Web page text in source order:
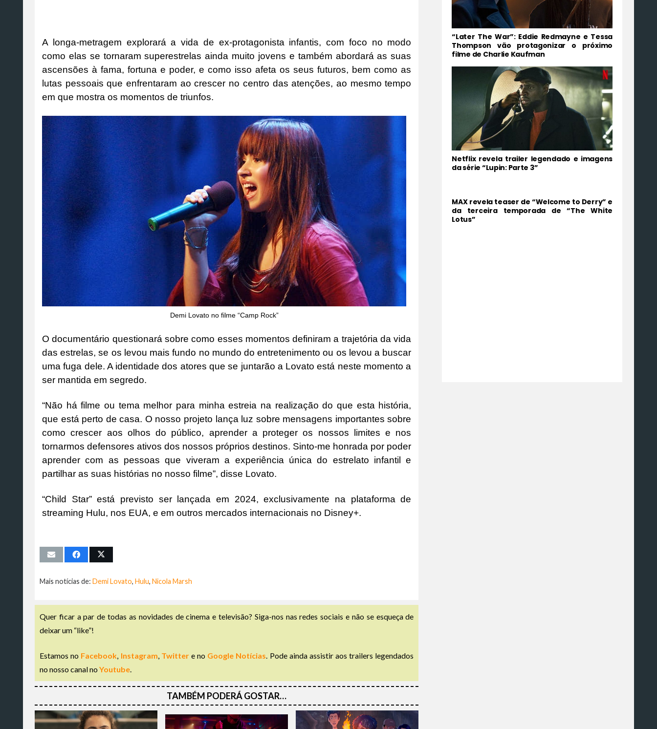
A longa-metragem explorará a vida de ex-protagonista infantis, com foco no modo
como elas se tornaram superestrelas ainda muito jovens e também abordará as suas
ascensões à fama, fortuna e poder, e como isso afeta os seus futuros, bem como as
lutas pessoais que enfrentaram ao crescer no centro das atenções, ao mesmo tempo
em que mostra os momentos de triunfos.
Demi Lovato no filme “Camp Rock”
O documentário questionará sobre como esses momentos definiram a trajetória da vida
das estrelas, se os levou mais fundo no mundo do entretenimento ou os levou a buscar
uma fuga dele. A identidade dos atores que se juntarão a Lovato está neste momento a
ser mantida em segredo.
“Não há filme ou tema melhor para minha estreia na realização do que esta história,
que está perto de casa. O nosso projeto lança luz sobre mensagens importantes sobre
como crescer aos olhos do público, aprender a proteger os nossos limites e nos
tornarmos defensores ativos dos nossos próprios destinos. Sinto-me honrada por poder
aprender com as pessoas que viveram a experiência única do estrelato infantil e
partilhar as suas histórias no nosso filme”, disse Lovato.
“Child Star” está previsto ser lançada em 2024, exclusivamente na plataforma de
streaming Hulu, nos EUA, e em outros mercados internacionais no Disney+.
Mais notícias de: Demi Lovato, Hulu, Nicola Marsh
Quer ficar a par de todas as novidades de cinema e televisão? Siga-nos nas redes sociais e não se esqueça de
deixar um “like”!
Estamos no Facebook, Instagram, Twittere no Google Notícias. Pode ainda assistir aos trailers legendados
no nosso canal noYoutube.
TAMBÉM PODERÁ GOSTAR…
“Later The War”: Eddie Redmayne e Tessa
Thompson vão protagonizar o próximo
filme de Charlie Kaufman
Netflix revela trailer legendado e imagens
da série “Lupin: Parte 3”
MAX revela teaser de “Welcome to Derry” e
da terceira temporada de “The White
Lotus”